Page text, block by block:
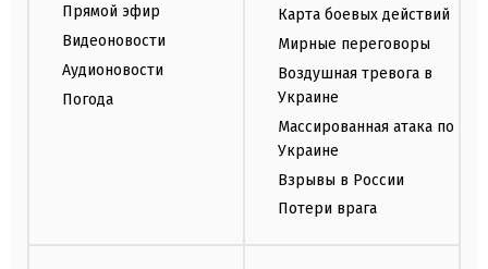
Прямой эфир
Видеоновости
Аудионовости
Погода
Карта боевых действий
Мирные переговоры
Воздушная тревога в
Украине
Массированная атака по
Украине
Взрывы в России
Потери врага